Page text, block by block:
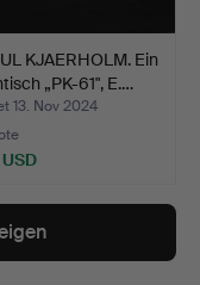
KJAERHOLM. Ein
„PK-61", E.…
13. Nov 2024